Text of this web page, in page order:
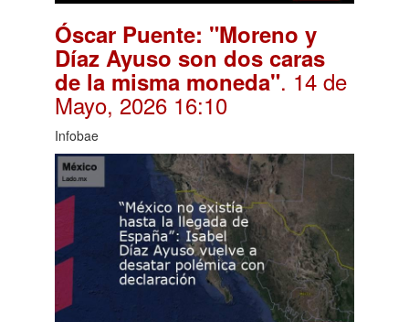
Óscar Puente: "Moreno y
Díaz Ayuso son dos caras
de la misma moneda". 14 de
Mayo, 2026 16:10
Infobae